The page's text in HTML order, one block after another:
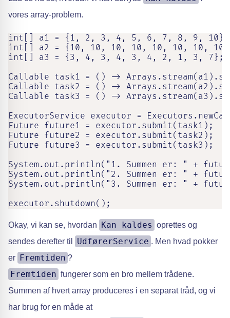
vores array-problem.
int[] a1 = {1, 2, 3, 4, 5, 6, 7, 8, 9, 10};
int[] a2 = {10, 10, 10, 10, 10, 10, 10,
int[] a3 = {3, 4, 3, 4, 3, 4, 2, 1, 3, 7};
Callable task1 = () ->
Callable task2 = () ->
Callable task3 = () ->
ExecutorService executor =
Future future1 = executor.submit(task1);
Future future2 = executor.submit(task2);
Future future3 = executor.submit(task3);
System.out.println("1. Summen er: " +
System.out.println("2. Summen er: " +
System.out.println("3. Summen er: " +
executor.shutdown();
Okay, vi kan se, hvordan Kan kaldes oprettes og
sendes derefter til
UdførerService . Men hvad pokker
er Fremtiden ?
Fremtiden fungerer som en bro mellem trådene.
Summen af hvert array produceres i en separat tråd, og vi
har brug for en måde at